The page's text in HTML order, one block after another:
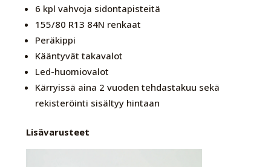
6 kpl vahvoja sidontapisteitä
155/80 R13 84N renkaat
Peräkippi
Kääntyvät takavalot
Led-huomiovalot
Kärryissä aina 2 vuoden tehdastakuu sekä
rekisteröinti sisältyy hintaan
Lisävarusteet